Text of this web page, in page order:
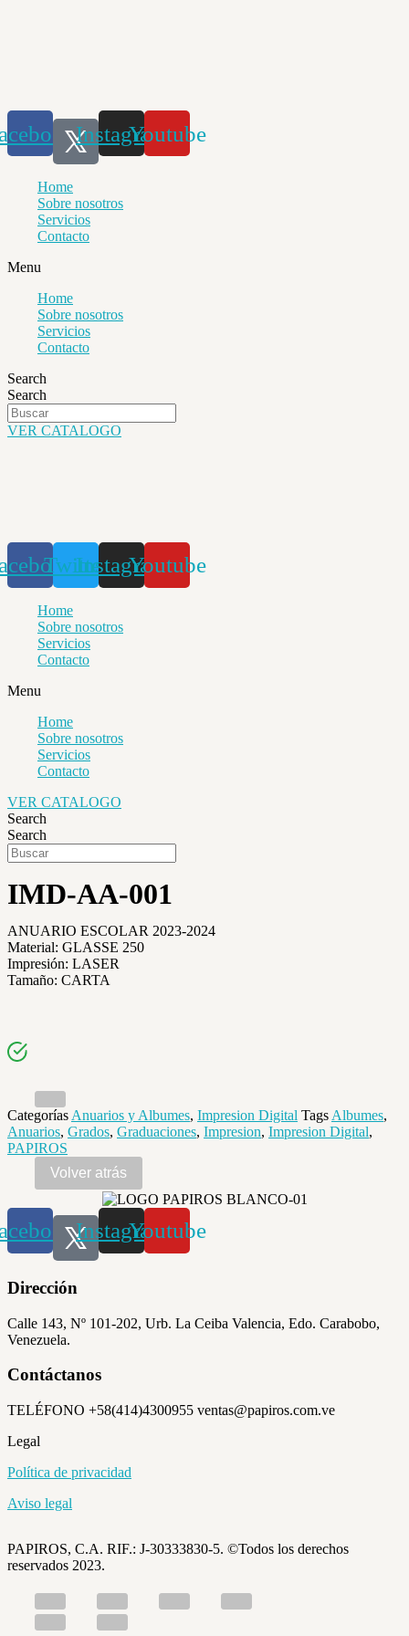
InstagramYoutube
Home
Sobre nosotros
Servicios
Contacto
Menu
Home
Sobre nosotros
Servicios
Contacto
Search
Search
VER CATALOGO
TwitterInstagramYoutube
Home
Sobre nosotros
Servicios
Contacto
Menu
Home
Sobre nosotros
Servicios
Contacto
VER CATALOGO
Search
Search
IMD-AA-001
ANUARIO ESCOLAR 2023-2024
Material: GLASSE 250
Impresión: LASER
Tamaño: CARTA
CategoríasAnuarios y Albumes, Impresion Digital TagsAlbumes,
Anuarios, Grados, Graduaciones, Impresion, Impresion Digital,
PAPIROS
InstagramYoutube
Dirección
Calle 143, Nº 101-202, Urb. La Ceiba Valencia, Edo. Carabobo,
Venezuela.
Contáctanos
TELÉFONO +58(414)4300955 ventas@papiros.com.ve
Legal
Política de privacidad
Aviso legal
PAPIROS, C.A. RIF.: J-30333830-5. ©Todos los derechos
reservados 2023.